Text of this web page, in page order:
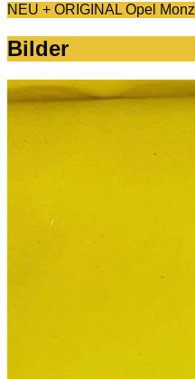
NEU + ORIGINAL Opel
Bilder